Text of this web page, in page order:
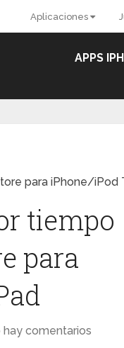
Aplicaciones
APPS
para iPhone/iPod
tiempo
para
hay comentarios